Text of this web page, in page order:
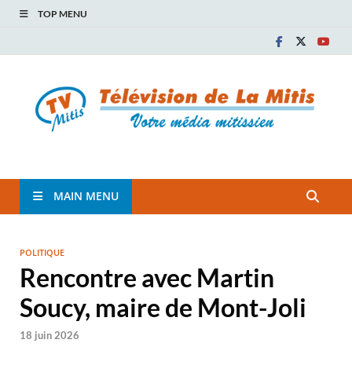
TOP MENU
TVM
MAIN MENU
POLITIQUE
Rencontre avec Martin
Soucy, maire de Mont-Joli
18 juin 2026